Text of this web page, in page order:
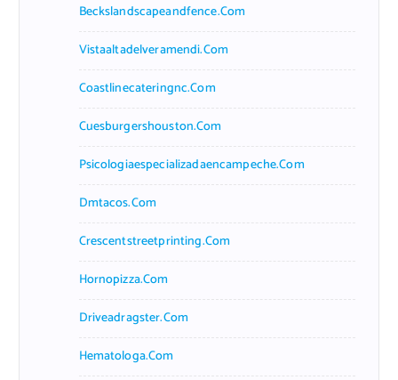
Beckslandscapeandfence.com
Vistaaltadelveramendi.com
Coastlinecateringnc.com
Cuesburgershouston.com
Psicologiaespecializadaencampeche.com
Dmtacos.com
Crescentstreetprinting.com
Hornopizza.com
Driveadragster.com
Hematologa.com